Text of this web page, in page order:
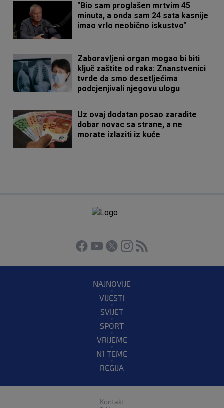
"Bio sam proglašen mrtvim 45
minuta, a onda sam 24 sata kasnije
imao vrlo neobično iskustvo"
Zaboravljeni organ mogao bi biti
ključ zaštite od raka: Znanstvenici
tvrde da smo desetljećima
podcjenjivali njegovu ulogu
Uz ovaj dodatan posao zaradite
dobar novac sa strane, a ne
morate izlaziti iz kuće
NAJNOVIJE
VIJESTI
SVIJET
SPORT
VRIJEME
N1 TEME
REGIJA
Kontakt